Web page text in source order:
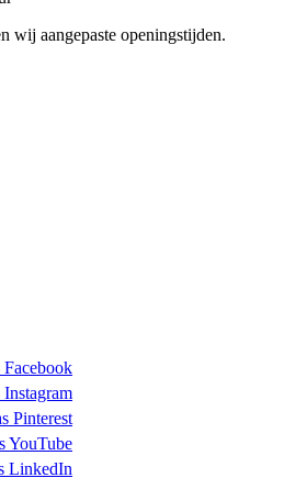
wij aangepaste openingstijden.
Facebook
Instagram
Pinterest
YouTube
LinkedIn